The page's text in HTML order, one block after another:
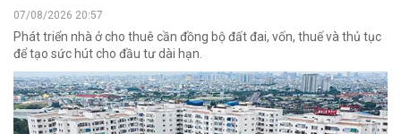
07/08/2026 20:57
Phát triển nhà ở cho thuê cần đồng bộ đất đai, vốn, thuế và thủ tục
để tạo sức hút cho đầu tư dài hạn.